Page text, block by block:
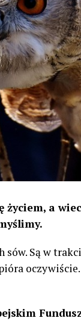
życiem, a
Są w